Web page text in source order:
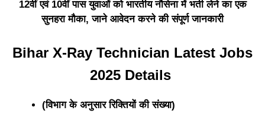
12वीं एवं 10वीं पास युवाओं को भारतीय नौसेना में भर्ती लेने का एक
सुनहरा मौका, जाने आवेदन करने की संपूर्ण जानकारी
Bihar X-Ray Technician Latest Jobs
2025 Details
(विभाग के अनुसार रिक्तियों की संख्या)